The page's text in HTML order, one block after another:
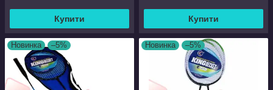
Купити Купити
Новинка –5% Новинка –5%